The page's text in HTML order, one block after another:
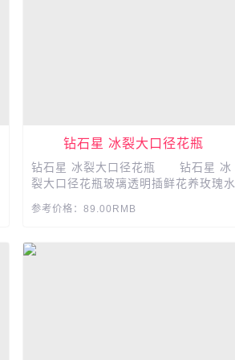
钻石星 冰裂大口径花瓶
钻石星 冰裂大口径花瓶 钻石星 冰
裂大口径花瓶玻璃透明插鲜花养玫瑰水
吹制...
参考价格：89.00RMB